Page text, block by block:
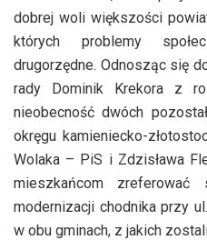
dobrej woli większości
których problemy
drugorzędne. Odnosząc się
rady Dominik Krekora z
nieobecność dwóch
okręgu kamieniecko-
Wolaka – PiS i Zdzisława
mieszkańcom zreferować
modernizacji chodnika przy
w obu gminach, z jakich